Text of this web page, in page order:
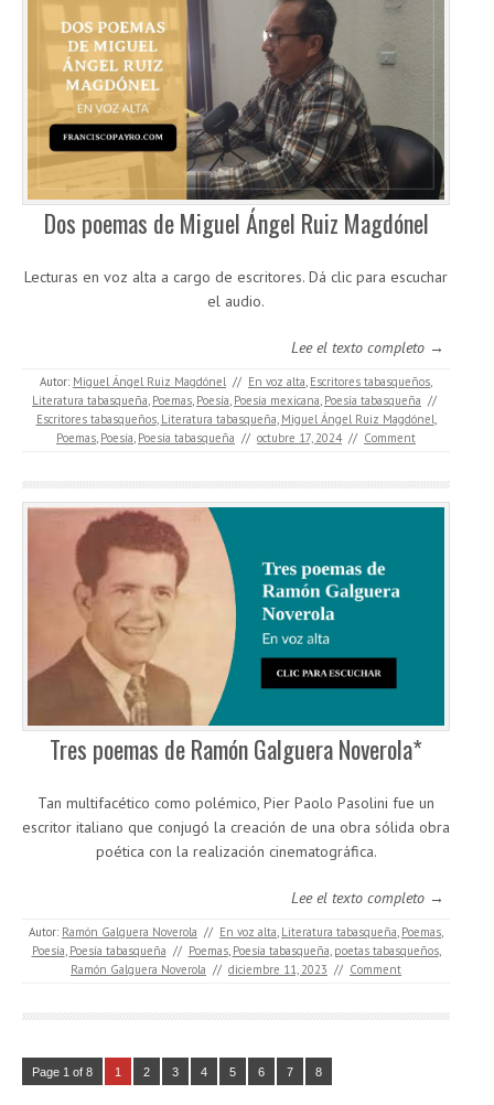
Dos poemas de Miguel Ángel Ruiz Magdónel
Lecturas en voz alta a cargo de escritores. Dá clic para escuchar
el audio.
Lee el texto completo →
Autor: Miguel Ángel Ruiz Magdónel // En voz alta, Escritores tabasqueños,
Literatura tabasqueña, Poemas, Poesía, Poesía mexicana, Poesía tabasqueña //
Escritores tabasqueños, Literatura tabasqueña, Miguel Ángel Ruiz Magdónel,
Poemas, Poesía, Poesía tabasqueña // octubre 17, 2024 // Comment
Tres poemas de Ramón Galguera Noverola*
Tan multifacético como polémico, Pier Paolo Pasolini fue un
escritor italiano que conjugó la creación de una obra sólida obra
poética con la realización cinematográfica.
Lee el texto completo →
Autor: Ramón Galguera Noverola // En voz alta, Literatura tabasqueña, Poemas,
Poesía, Poesía tabasqueña // Poemas, Poesía tabasqueña, poetas tabasqueños,
Ramón Galguera Noverola // diciembre 11, 2023 // Comment
Page 1 of 8 1 2 3 4 5 6 7 8